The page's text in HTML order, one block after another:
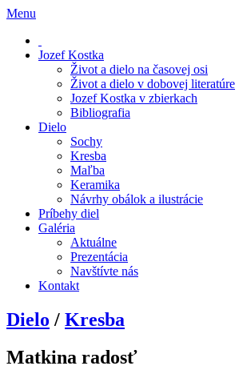
Menu
Jozef Kostka
Život a dielo na časovej osi
Život a dielo v dobovej literatúre
Jozef Kostka v zbierkach
Bibliografia
Dielo
Sochy
Kresba
Maľba
Keramika
Návrhy obálok a ilustrácie
Príbehy diel
Galéria
Aktuálne
Prezentácia
Navštívte nás
Kontakt
Dielo / Kresba
Matkina radosť